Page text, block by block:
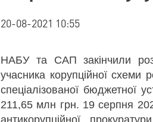
20-08-2021 10:55
НАБУ та САП закінчили
учасника корупційної схеми
спеціалізованої бюджетної
211,65 млн грн. 19 серпня
антикорупційної